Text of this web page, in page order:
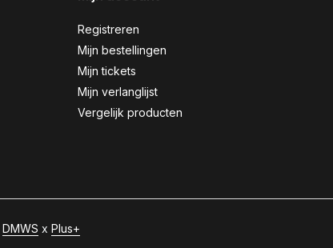
Registreren
Mijn bestellingen
Mijn tickets
Mijn verlanglijst
Vergelijk producten
DMWS x Plus+